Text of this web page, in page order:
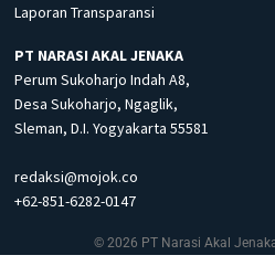
Laporan Transparansi
PT NARASI AKAL JENAKA
Perum Sukoharjo Indah A8,
Desa Sukoharjo, Ngaglik,
Sleman, D.I. Yogyakarta 55581
redaksi@mojok.co
+62-851-6282-0147
© 2026 PT Narasi Akal